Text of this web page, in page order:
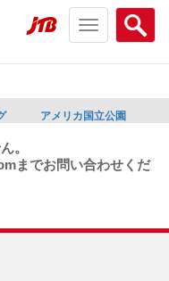
Search
menu
Toggle
navigation
アメリカ国立公園
。
までお問い合わせくだ